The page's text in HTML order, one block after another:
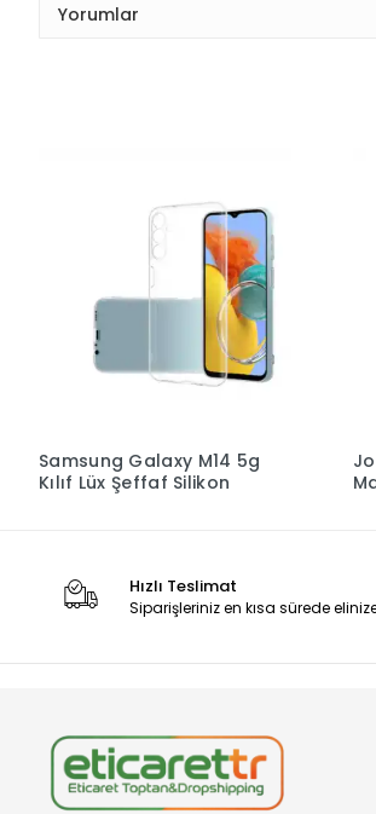
Yorumlar
Samsung Galaxy M14 5g
Kılıf Lüx Şeffaf Silikon
Hızlı Teslimat
Siparişleriniz en kısa sürede